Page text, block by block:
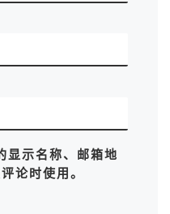
显示名称、邮箱地
论时使用。